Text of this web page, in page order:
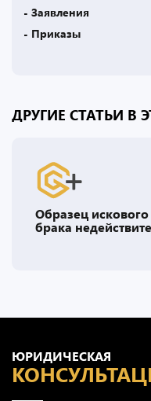
- Заявления
- Приказы
ДРУГИЕ СТАТЬИ В
Образец
брака
ЮРИДИЧЕСКАЯ